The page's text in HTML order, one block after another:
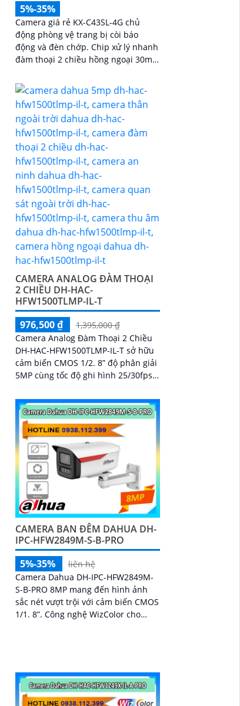
5%-35%
Camera giá rẻ KX-C43SL-4G chủ
động phòng vệ trang bị còi báo
động và đèn chớp. Chip xử lý nhanh
đàm thoại 2 chiều hồng ngoại 30m
pin năng lượng...
CAMERA ANALOG ĐÀM THOẠI
2 CHIỀU DH-HAC-
HFW1500TLMP-IL-T
976,500 ₫
1,395,000 ₫
Camera Analog Đàm Thoại 2 Chiều
DH-HAC-HFW1500TLMP-IL-T sở hữu
cảm biến CMOS 1/2. 8” độ phân giải
5MP cùng tốc độ ghi hình 25/30fps
định 3
CAMERA BAN ĐÊM DAHUA DH-
IPC-HFW2849M-S-B-PRO
5%-35%
liên hệ
Camera Dahua DH-IPC-HFW2849M-
S-B-PRO 8MP mang đến hình ảnh
sắc nét vượt trội với cảm biến CMOS
1/1. 8”. Công nghệ WizColor cho